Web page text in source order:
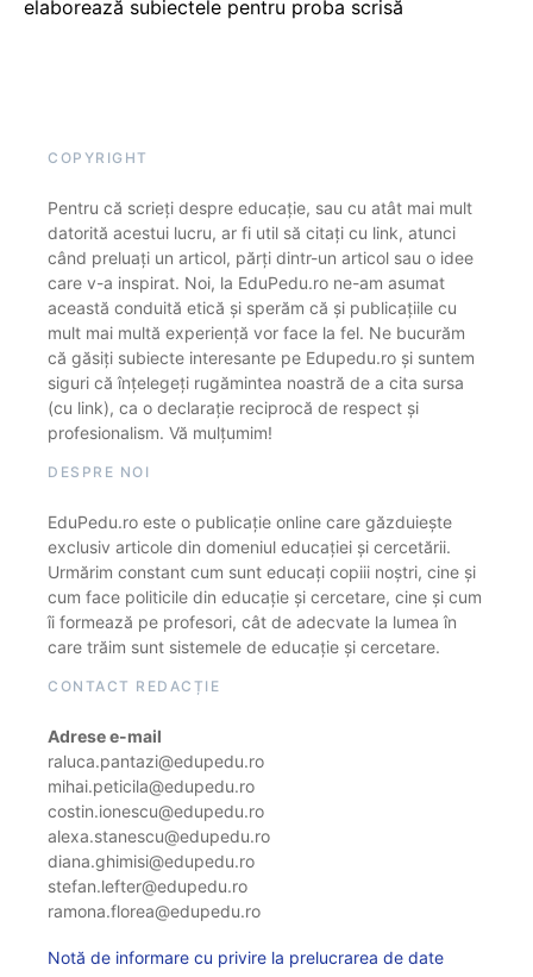
elaborează subiectele pentru proba scrisă
COPYRIGHT
Pentru că scrieți despre educație, sau cu atât mai mult
datorită acestui lucru, ar fi util să citați cu link, atunci
când preluați un articol, părți dintr-un articol sau o idee
care v-a inspirat. Noi, la EduPedu.ro ne-am asumat
această conduită etică și sperăm că și publicațiile cu
mult mai multă experiență vor face la fel. Ne bucurăm
că găsiți subiecte interesante pe Edupedu.ro și suntem
siguri că înțelegeți rugămintea noastră de a cita sursa
(cu link), ca o declarație reciprocă de respect și
profesionalism. Vă mulțumim!
DESPRE NOI
EduPedu.ro este o publicație online care găzduiește
exclusiv articole din domeniul educației și cercetării.
Urmărim constant cum sunt educați copiii noștri, cine și
cum face politicile din educație și cercetare, cine și cum
îi formează pe profesori, cât de adecvate la lumea în
care trăim sunt sistemele de educație și cercetare.
CONTACT REDACȚIE
Adrese e-mail
raluca.pantazi@edupedu.ro
mihai.peticila@edupedu.ro
costin.ionescu@edupedu.ro
alexa.stanescu@edupedu.ro
diana.ghimisi@edupedu.ro
stefan.lefter@edupedu.ro
ramona.florea@edupedu.ro
Notă de informare cu privire la prelucrarea de date